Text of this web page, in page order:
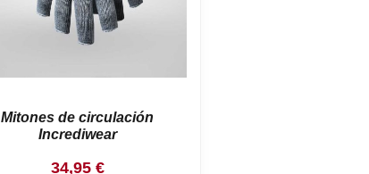
Mitones de circulación
Incrediwear
34,95 €